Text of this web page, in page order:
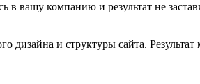
вашу компанию и результат не
и структуры сайта.